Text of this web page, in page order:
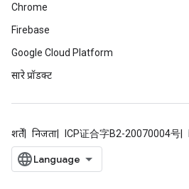
Chrome
Firebase
Google Cloud Platform
सारे प्रॉडक्ट
शर्तें निजता ICP证合字B2-20070004号